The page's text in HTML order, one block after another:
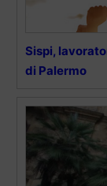
Sispi,
di Palermo